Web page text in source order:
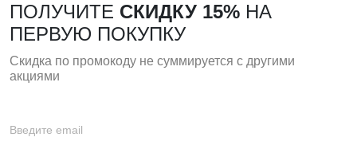
ПОЛУЧИТЕ СКИДКУ 15% НА
ПЕРВУЮ ПОКУПКУ
Скидка по промокоду не суммируется с другими
акциями